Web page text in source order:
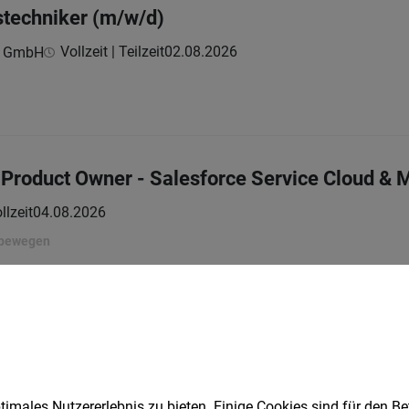
(m/w/d)
Vollzeit | Teilzeit02.08.2026
Owner - Salesforce Service Cloud &
04.08.2026